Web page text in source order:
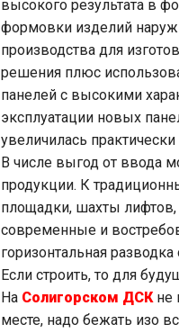
высокого результата в
формовки изделий
производства для
решения плюс
панелей с высокими
эксплуатации новых
увеличилась
В числе выгод от ввода
продукции. К
площадки, шахты
современные и
горизонтальная
Если строить, то для
На Солигорском ДСКне
месте, надо бежать изо